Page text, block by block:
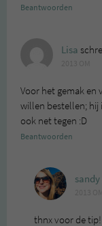
Beantwoorden
Lisa
Voor het gemak
willen bestellen; hij
ook net tegen :D
Beantwoorden
sandy
thnx voor de tip!